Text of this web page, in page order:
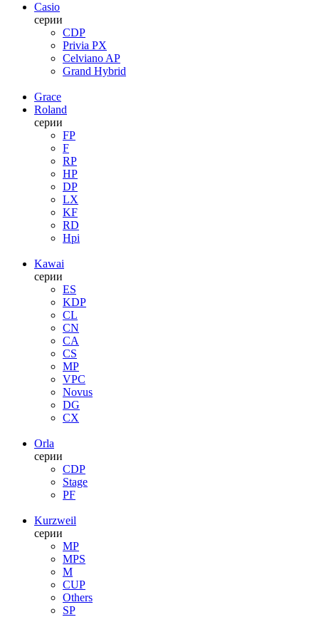
Casio
серии
CDP
Privia PX
Celviano AP
Grand Hybrid
Grace
Roland
серии
FP
F
RP
HP
DP
LX
KF
RD
Hpi
Kawai
серии
ES
KDP
CL
CN
CA
CS
MP
VPC
Novus
DG
CX
Orla
серии
CDP
Stage
PF
Kurzweil
серии
MP
MPS
M
CUP
Others
SP